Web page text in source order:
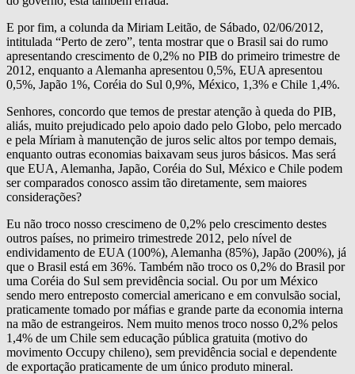
E por fim, a colunda da Miriam Leitão, de Sábado, 02/06/2012,
intitulada “Perto de zero”, tenta mostrar que o Brasil sai do rumo
apresentando crescimento de 0,2% no PIB do primeiro trimestre de
2012, enquanto a Alemanha apresentou 0,5%, EUA apresentou
0,5%, Japão 1%, Coréia do Sul 0,9%, México, 1,3% e Chile 1,4%.
Senhores, concordo que temos de prestar atenção à queda do PIB,
aliás, muito prejudicado pelo apoio dado pelo Globo, pelo mercado
e pela Míriam à manutenção de juros selic altos por tempo demais,
enquanto outras economias baixavam seus juros básicos. Mas será
que EUA, Alemanha, Japão, Coréia do Sul, México e Chile podem
ser comparados conosco assim tão diretamente, sem maiores
considerações?
Eu não troco nosso crescimeno de 0,2% pelo crescimento destes
outros países, no primeiro trimestrede 2012, pelo nível de
endividamento de EUA (100%), Alemanha (85%), Japão (200%), já
que o Brasil está em 36%. Também não troco os 0,2% do Brasil por
uma Coréia do Sul sem previdência social. Ou por um México
sendo mero entreposto comercial americano e em convulsão social,
praticamente tomado por máfias e grande parte da economia interna
na mão de estrangeiros. Nem muito menos troco nosso 0,2% pelos
1,4% de um Chile sem educação pública gratuita (motivo do
movimento Occupy chileno), sem previdência social e dependente
de exportação praticamente de um único produto mineral.